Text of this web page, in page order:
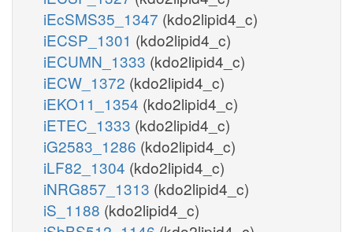
iEcSMS35_1347 (kdo2lipid4_c)
iECSP_1301 (kdo2lipid4_c)
iECUMN_1333 (kdo2lipid4_c)
iECW_1372 (kdo2lipid4_c)
iEKO11_1354 (kdo2lipid4_c)
iETEC_1333 (kdo2lipid4_c)
iG2583_1286 (kdo2lipid4_c)
iLF82_1304 (kdo2lipid4_c)
iNRG857_1313 (kdo2lipid4_c)
iS_1188 (kdo2lipid4_c)